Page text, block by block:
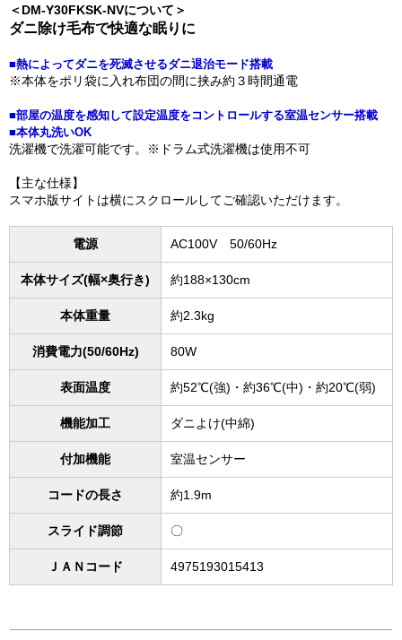
＜DM-Y30FKSK-NVについて＞
ダニ除け毛布で快適な眠りに
■熱によってダニを死滅させるダニ退治モード搭載
※本体をポリ袋に入れ布団の間に挟み約３時間通電
■部屋の温度を感知して設定温度をコントロールする室温センサー搭載
■本体丸洗いOK
洗濯機で洗濯可能です。※ドラム式洗濯機は使用不可
【主な仕様】
スマホ版サイトは横にスクロールしてご確認いただけます。
電源 AC100V 50/60Hz
本体サイズ(幅×奥行き) 約188×130cm
本体重量 約2.3kg
消費電力(50/60Hz) 80W
表面温度 約52℃(強)・約36℃(中)・約20℃(弱)
機能加工 ダニよけ(中綿)
付加機能 室温センサー
コードの長さ 約1.9m
スライド調節 〇
ＪＡＮコード 4975193015413